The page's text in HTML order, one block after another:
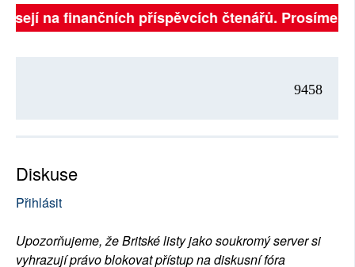
na finančních příspěvcích čtenářů. Prosíme,
9458
Diskuse
Přihlásit
Upozorňujeme, že Britské listy jako soukromý server si
vyhrazují právo blokovat přístup na diskusní fóra